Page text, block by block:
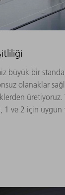
büyük bir
olanaklar
üretiyoruz.
1 ve 2 için